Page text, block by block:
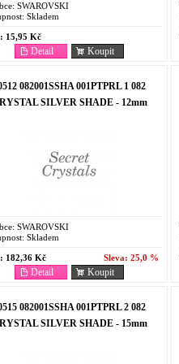
SWAROVSKI
Skladem
15,95 Kč
Koupit
Detail
082001SSHA 001PTPRL 1 082
SILVER SHADE - 12mm
SWAROVSKI
Skladem
182,36 Kč Sleva: 25,0 %
Koupit
Detail
082001SSHA 001PTPRL 2 082
SILVER SHADE - 15mm